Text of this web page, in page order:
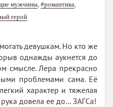
мужчины, #романтика,
герой
девушкам. Но кто же
однажды аукнется до
смысле. Лера прекрасно
проблемами сама. Её
характер и тяжелая
рука довела ее до… ЗАГСа!